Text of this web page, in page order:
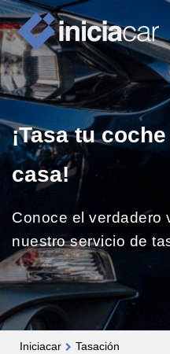
¡Tasa tu
casa!
Conoce el verdadero
nuestro servicio de
Iniciacar Tasación